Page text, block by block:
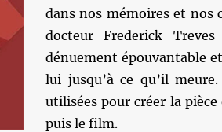
dans nos mémoires et nos
docteur Frederick
dénuement épouvantable
lui jusqu’à ce qu’il
utilisées pour créer la
puis le film.